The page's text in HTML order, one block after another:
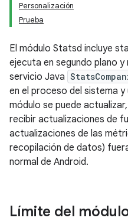
Personalización
Prueba
El módulo Statsd incluye
ejecuta en segundo plano
servicio Java
en el proceso del sistema
módulo se puede
recibir actualizaciones de
actualizaciones de las
recopilación de datos)
normal de Android.
Límite del